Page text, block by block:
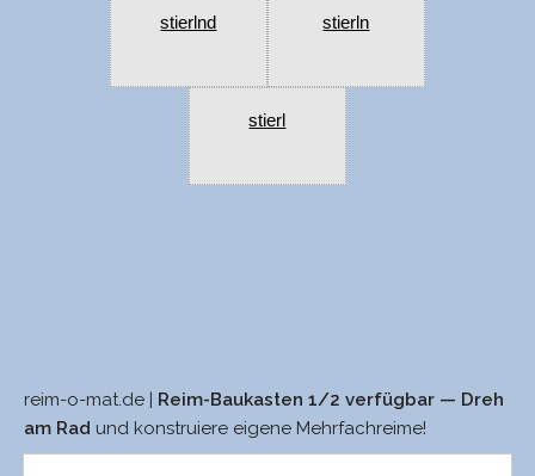
stierlnd stierln
stierl
reim-o-mat.de |
Reim-Baukasten 1/2 verfügbar — Dreh
am Rad und konstruiere eigene Mehrfachreime!